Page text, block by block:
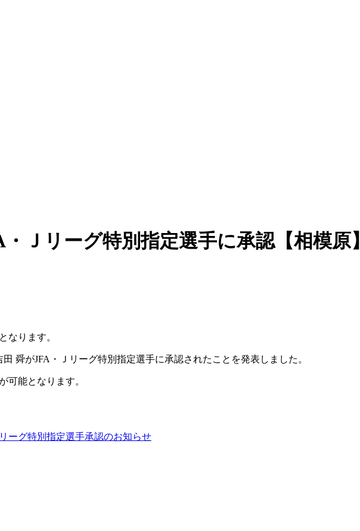
Ｊリーグ特別指定選手に承認【相模原】
なります。
舜がJFA・Ｊリーグ特別指定選手に承認されたことを発表しました。
可能となります。
ーグ特別指定選手承認のお知らせ